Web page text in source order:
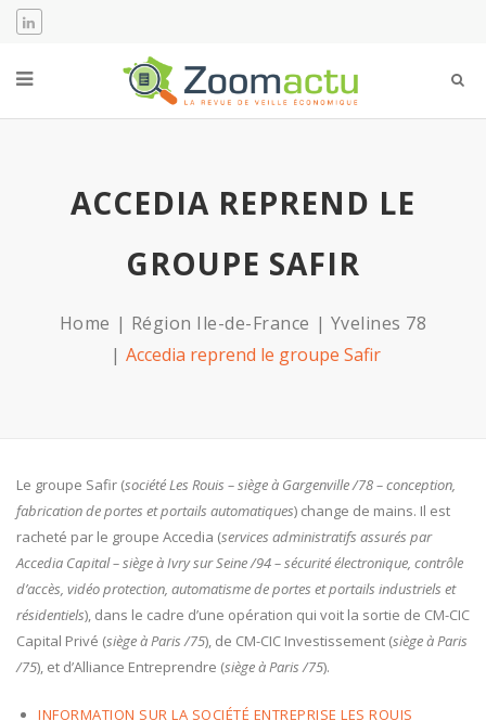
ACCEDIA REPREND LE
GROUPE SAFIR
Home Région Ile-de-France
Yvelines 78
Accedia reprend le groupe Safir
Le groupe Safir (société Les Rouis –siège à Gargenville /78 – conception,
fabrication de portes et portails automatiques) change de mains. Il est
racheté par le groupe Accedia (services administratifs assurés par
Accedia Capital –siège à Ivry sur Seine /94 – sécurité électronique, contrôle
d’accès, vidéo protection, automatisme de portes et portails industriels et
résidentiels), dans le cadre d’une opération qui voit la sortie de CM-CIC
Capital Privé (siège à Paris /75), de CM-CIC Investissement (siège à Paris
/75), et d’Alliance Entreprendre (siège à Paris /75).
INFORMATION SUR LA SOCIÉTÉ ENTREPRISE LES ROUIS